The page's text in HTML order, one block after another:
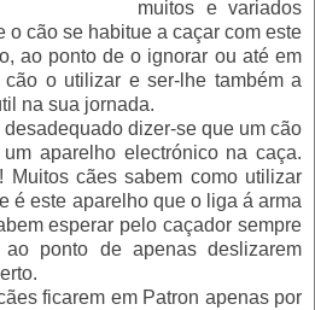
muitos e variados
o cão se habitue a caçar com este
ao ponto de o ignorar ou até em
o utilizar e ser-lhe também a
na sua jornada.
dizer-se que um cão
aparelho electrónico na caça.
Muitos cães sabem como utilizar
é este aparelho que o liga á arma
esperar pelo caçador sempre
ponto de apenas deslizarem
ficarem em Patron apenas por